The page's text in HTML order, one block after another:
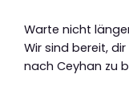
Warte nicht
Wir sind bereit,
nach Ceyhan zu